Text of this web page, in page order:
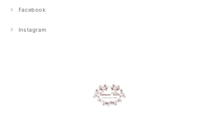
Facebook
Instagram